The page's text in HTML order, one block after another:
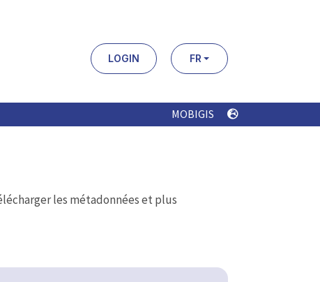
LOGIN FR
MOBIGIS
les métadonnées et plus